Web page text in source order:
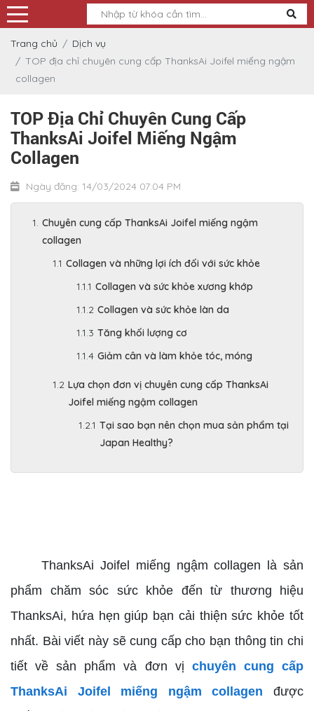
Trang chủ
Dịch vụ
TOP địa chỉ chuyên cung cấp ThanksAi Joifel miếng ngậm
collagen
TOP Địa Chỉ Chuyên Cung Cấp
ThanksAi Joifel Miếng Ngậm
Collagen
Ngày đăng: 14/03/2024 07:04 PM
Chuyên cung cấp ThanksAi Joifel miếng ngậm
collagen
Collagen và những lợi ích đối với sức khỏe
Collagen và sức khỏe xương khớp
Collagen và sức khỏe làn da
Tăng khối lượng cơ
Giảm cân và làm khỏe tóc, móng
Lựa chọn đơn vị chuyên cung cấp ThanksAi
Joifel miếng ngậm collagen
Tại sao bạn nên chọn mua sản phẩm tại
Japan Healthy?
ThanksAi Joifel miếng ngậm collagen là sản
phẩm chăm sóc sức khỏe đến từ thương hiệu
ThanksAi, hứa hẹn giúp bạn cải thiện sức khỏe tốt
nhất. Bài viết này sẽ cung cấp cho bạn thông tin chi
tiết về sản phẩm và đơn vị chuyên cung cấp
ThanksAi Joifel miếng ngậm collagen được